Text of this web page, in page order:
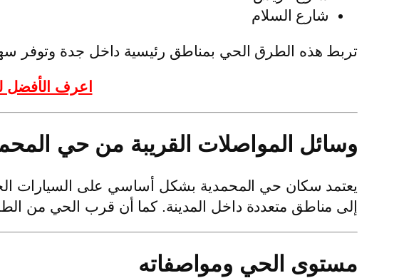
شارع السلام
تربط هذه الطرق الحي بمناطق رئيسية داخل جدة وتوفر
اعرف الأفضل
وسائل المواصلات القريبة من حي
يعتمد سكان حي المحمدية بشكل أساسي على السيارات
إلى مناطق متعددة داخل المدينة. كما أن قرب الحي من
مستوى الحي ومواصفاته